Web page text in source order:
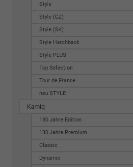
Style
Style (CZ)
Style (SK)
Style Hatchback
Style PLUS
Top Selection
Tour de France
neu STYLE
Kamiq
130 Jahre Edition
130 Jahre Premium
Classic
Dynamic